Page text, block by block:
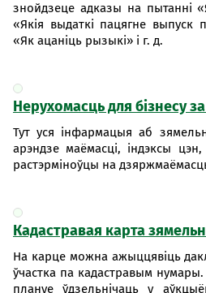
знойдзеце адказы на пытанні
«Якія выдаткі пацягне выпуск
«Як ацаніць рызыкі» і г. д.
Нерухомасць для бізнесу
Тут уся інфармацыя аб
арэндзе маёмасці, індэксы
растэрміноўцы на
Кадастравая карта
На карце можна ажыццявіць
ўчастка па кадастравым
плануе ўдзельнічаць у